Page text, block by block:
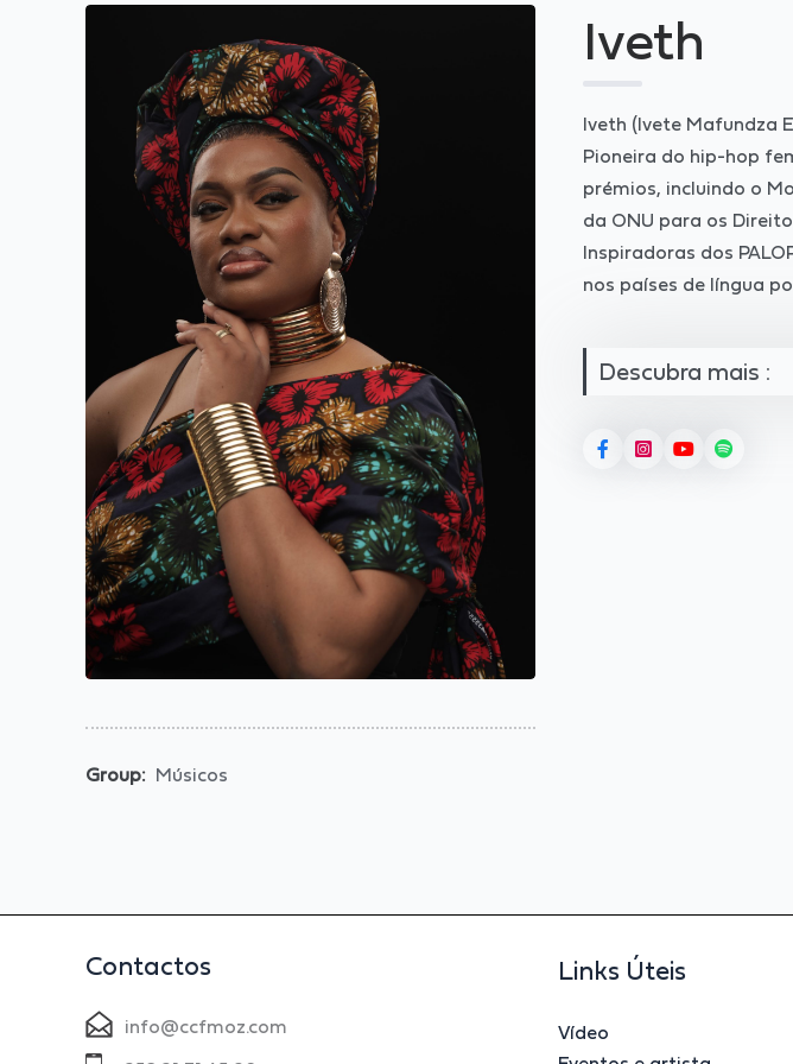
Group: Músicos
Iveth
Iveth (Ivete Mafundza
Pioneira do hip-hop
prémios, incluindo o
da ONU para os
Inspiradoras dos
nos países de língua
Descubra mais :
Contactos
info@ccfmoz.com
Links Úteis
Vídeo